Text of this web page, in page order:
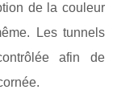
de la couleur
Les tunnels
afin de